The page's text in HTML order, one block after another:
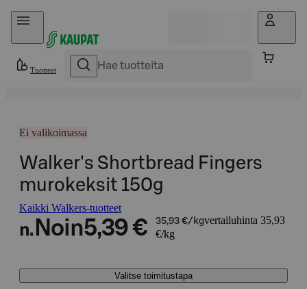
Hyppää sisältöön
Tuotteet
Ei valikoimassa
Walker's Shortbread Fingers
murokeksit 150g
Kaikki Walkers-tuotteet
n. Noin5,39 € 35,93 €/kgvertailuhinta 35,93
€/kg
Valitse toimitustapa